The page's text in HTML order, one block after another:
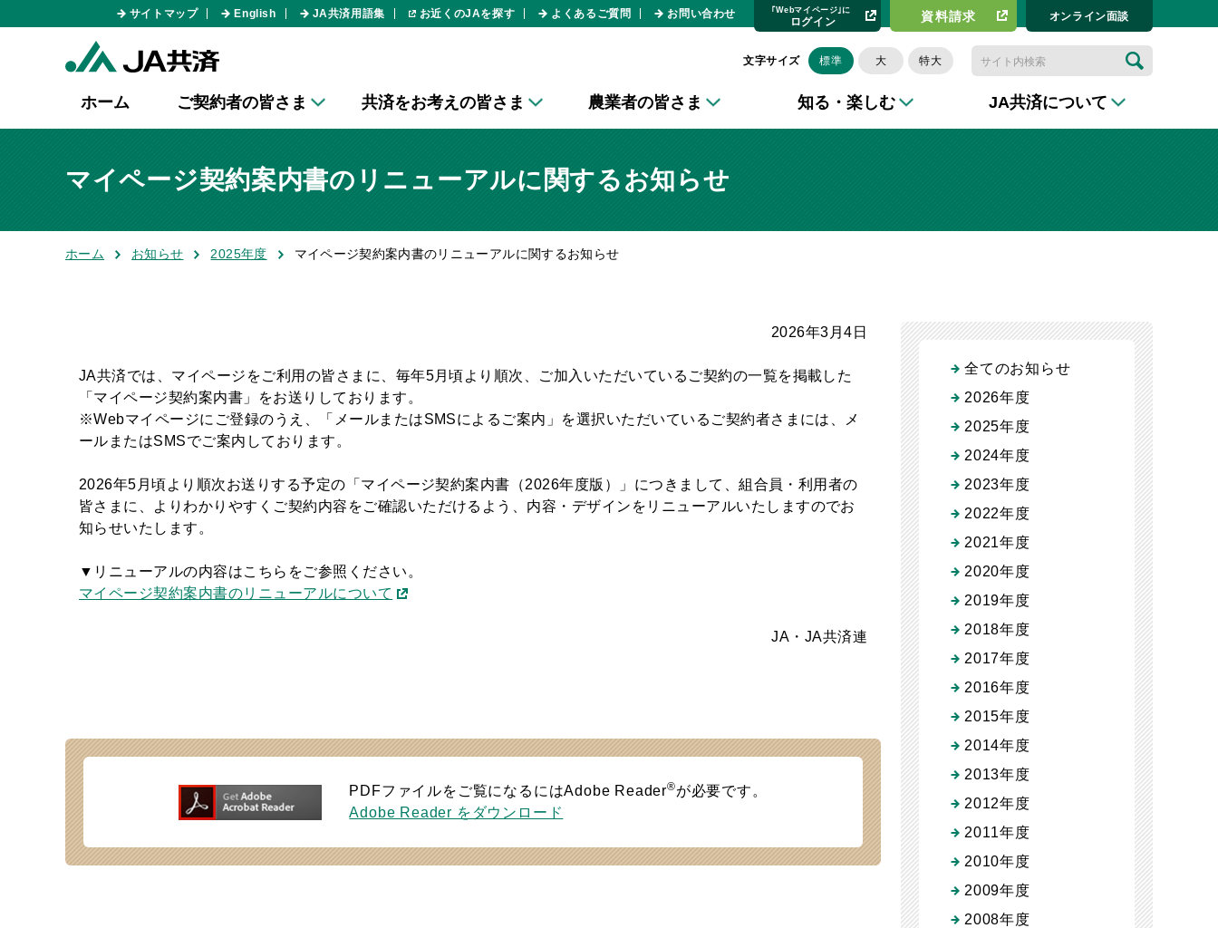
サイトマップ English JA共済用語集 お近くのJAを探す よくあるご質問 お問い合わせ ｢Webマイページ｣に
ログイン 資料請求​ オンライン⾯談
文字サイズ 標準 大 特大
ホーム ご契約者の皆さま 共済をお考えの皆さま 農業者の皆さま 知る・楽しむ JA共済について
マイページ契約案内書のリニューアルに関するお知らせ
ホーム お知らせ 2025年度 マイページ契約案内書のリニューアルに関するお知らせ
2026年3月4日
JA共済では、マイページをご利用の皆さまに、毎年5月頃より順次、ご加入いただいているご契約の一覧を掲載した
「マイページ契約案内書」をお送りしております。
※Webマイページにご登録のうえ、「メールまたはSMSによるご案内」を選択いただいているご契約者さまには、メ
ールまたはSMSでご案内しております。
2026年5月頃より順次お送りする予定の「マイページ契約案内書（2026年度版）」につきまして、組合員・利用者の
皆さまに、よりわかりやすくご契約内容をご確認いただけるよう、内容・デザインをリニューアルいたしますのでお
知らせいたします。
▼リニューアルの内容はこちらをご参照ください。
マイページ契約案内書のリニューアルについて
JA・JA共済連
PDFファイルをご覧になるにはAdobe Reader®が必要です。
Adobe Reader をダウンロード
全てのお知らせ
2026年度
2025年度
2024年度
2023年度
2022年度
2021年度
2020年度
2019年度
2018年度
2017年度
2016年度
2015年度
2014年度
2013年度
2012年度
2011年度
2010年度
2009年度
2008年度